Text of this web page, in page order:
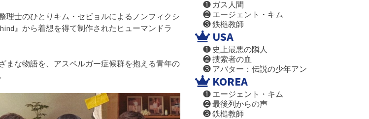
理士のひとりキム・セビョルによるノンフィクシ
』から着想を得て制作されたヒューマンドラ
まな物語を、アスペルガー症候群を抱える青年の
❶ ガス人間
❷ エージェント・キム
❸ 鉄槌教師
USA
❶ 史上最悪の隣人
❷ 捜索者の血
❸ アバター：伝説の少年アン
KOREA
❶ エージェント・キム
❷ 最後列からの声
❸ 鉄槌教師